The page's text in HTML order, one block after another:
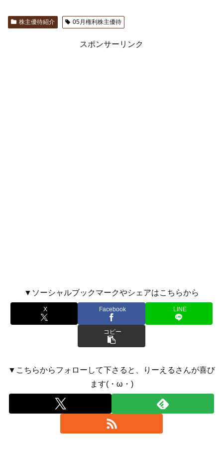
株主優待紹介 05月権利株主優待
スポンサーリンク
▼ソーシャルブックマークやシェアはこちらから
X Facebook LINE
コピー
▼こちらからフォローして下さると、りーえるさんが喜び
ます(・ω・)